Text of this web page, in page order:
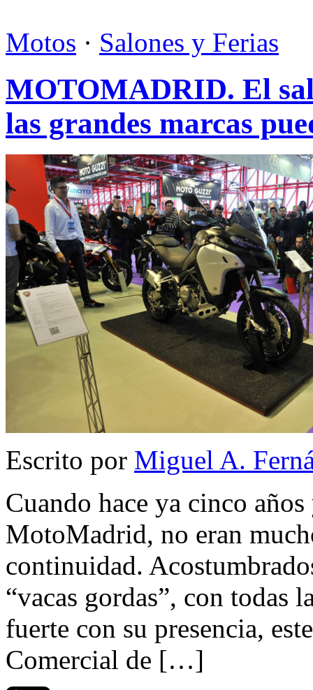
Motos · Salones y Ferias
MOTOMADRID. El
las grandes marcas
Escrito por Miguel A.
Cuando hace ya cinco
MotoMadrid, no eran
continuidad.
“vacas gordas”, con todas
fuerte con su presencia,
Comercial de […]